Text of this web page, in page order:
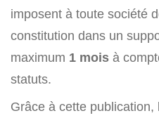
imposent à toute société
constitution dans un
maximum 1 mois à
statuts.
Grâce à cette publication,